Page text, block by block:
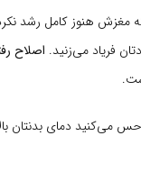
مغزش هنوز کامل رشد
فریاد می‌زنید. اصلاح
می‌کنید دمای بدنتان